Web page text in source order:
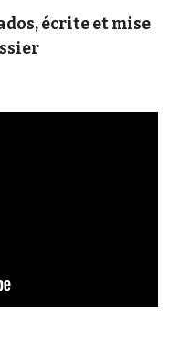
écrite et mise